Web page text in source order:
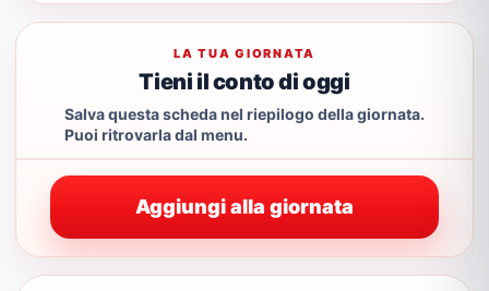
LA TUA GIORNATA
Tieni il conto di oggi
Salva questa scheda nel riepilogo della giornata.
Puoi ritrovarla dal menu.
Aggiungi alla giornata